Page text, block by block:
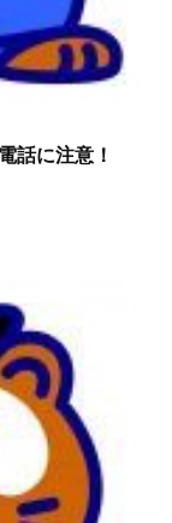
話に注意！